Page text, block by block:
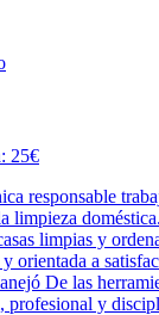
25€
responsable
limpieza
limpias y
orientada a
De las
profesional y